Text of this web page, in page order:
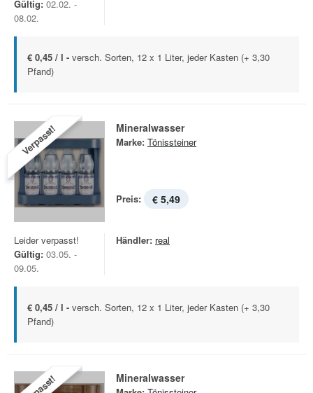
Gültig: 02.02. -
08.02.
€ 0,45 / l - versch. Sorten, 12 x 1 Liter, jeder Kasten (+ 3,30
Pfand)
Verpasst! Mineralwasser
Marke: Tönissteiner
Preis: € 5,49
Leider verpasst!
Gültig: 03.05. -
09.05.
Händler: real
€ 0,45 / l - versch. Sorten, 12 x 1 Liter, jeder Kasten (+ 3,30
Pfand)
Mineralwasser